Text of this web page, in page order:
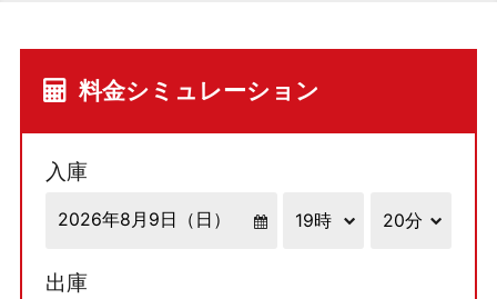
料金シミュレーション
入庫
出庫